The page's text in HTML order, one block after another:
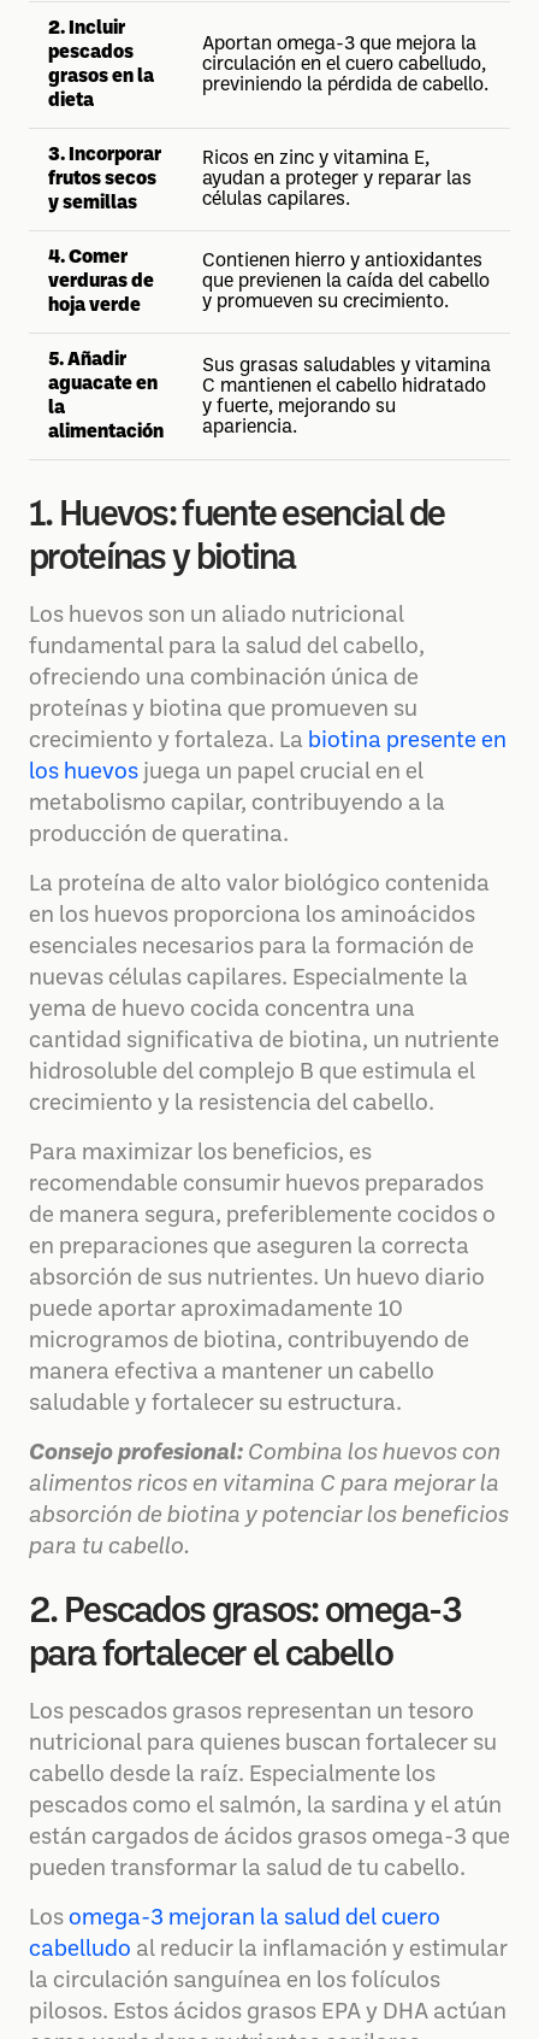
2. Incluir
pescados
grasos en la
dieta
Aportan omega-3 que mejora la
circulación en el cuero cabelludo,
previniendo la pérdida de cabello.
3. Incorporar
frutos secos
y semillas
Ricos en zinc y vitamina E,
ayudan a proteger y reparar las
células capilares.
4. Comer
verduras de
hoja verde
Contienen hierro y antioxidantes
que previenen la caída del cabello
y promueven su crecimiento.
5. Añadir
aguacate en
la
alimentación
Sus grasas saludables y vitamina
C mantienen el cabello hidratado
y fuerte, mejorando su
apariencia.
1. Huevos: fuente esencial de
proteínas y biotina
Los huevos son un aliado nutricional
fundamental para la salud del cabello,
ofreciendo una combinación única de
proteínas y biotina que promueven su
crecimiento y fortaleza. La biotina presente en
los huevos juega un papel crucial en el
metabolismo capilar, contribuyendo a la
producción de queratina.
La proteína de alto valor biológico contenida
en los huevos proporciona los aminoácidos
esenciales necesarios para la formación de
nuevas células capilares. Especialmente la
yema de huevo cocida concentra una
cantidad significativa de biotina, un nutriente
hidrosoluble del complejo B que estimula el
crecimiento y la resistencia del cabello.
Para maximizar los beneficios, es
recomendable consumir huevos preparados
de manera segura, preferiblemente cocidos o
en preparaciones que aseguren la correcta
absorción de sus nutrientes. Un huevo diario
puede aportar aproximadamente 10
microgramos de biotina, contribuyendo de
manera efectiva a mantener un cabello
saludable y fortalecer su estructura.
Consejo profesional: Combina los huevos con
alimentos ricos en vitamina C para mejorar la
absorción de biotina y potenciar los beneficios
para tu cabello.
2. Pescados grasos: omega-3
para fortalecer el cabello
Los pescados grasos representan un tesoro
nutricional para quienes buscan fortalecer su
cabello desde la raíz. Especialmente los
pescados como el salmón, la sardina y el atún
están cargados de ácidos grasos omega-3 que
pueden transformar la salud de tu cabello.
Los omega-3 mejoran la salud del cuero
cabelludo al reducir la inflamación y estimular
la circulación sanguínea en los folículos
pilosos. Estos ácidos grasos EPA y DHA actúan